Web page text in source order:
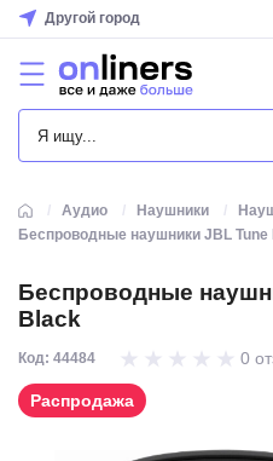
Другой город
КАТАЛОГ
Аудио Наушники
Беспроводные наушники JBL Tune
Беспроводные
Black
Код: 44484 0
Распродажа